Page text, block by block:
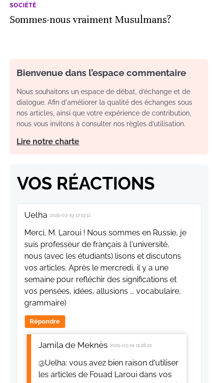
SOCIÉTÉ
Sommes-nous vraiment Musulmans?
Bienvenue dans l’espace commentaire
Nous souhaitons un espace de débat, d’échange et de
dialogue. Afin d'améliorer la qualité des échanges sous
nos articles, ainsi que votre expérience de contribution,
nous vous invitons à consulter nos règles d’utilisation.
Lire notre charte
VOS RÉACTIONS
Uelha 2025-03-19 17:19:11
Merci, M. Laroui ! Nous sommes en Russie, je
suis professeur de français à l'université,
nous (avec les étudiants) lisons et discutons
vos articles. Après le mercredi, il y a une
semaine pour refléchir des significations et
vos pensées, idées, allusions ... vocabulaire,
grammaire)
Répondre
Jamila de Meknès 2025-03-24 11:28:10
@Uelha: vous avez bien raison d'utiliser
les articles de Fouad Laroui dans vos